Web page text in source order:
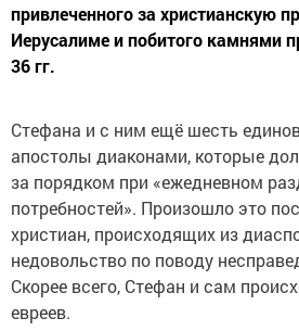
привлеченного за христианскую
Иерусалиме и побитого камнями
36 гг.
Стефана и с ним ещё шесть
апостолы диаконами, которые
за порядком при «ежедневном
потребностей». Произошло это
христиан, происходящих из
недовольство по поводу
Скорее всего, Стефан и сам
евреев.